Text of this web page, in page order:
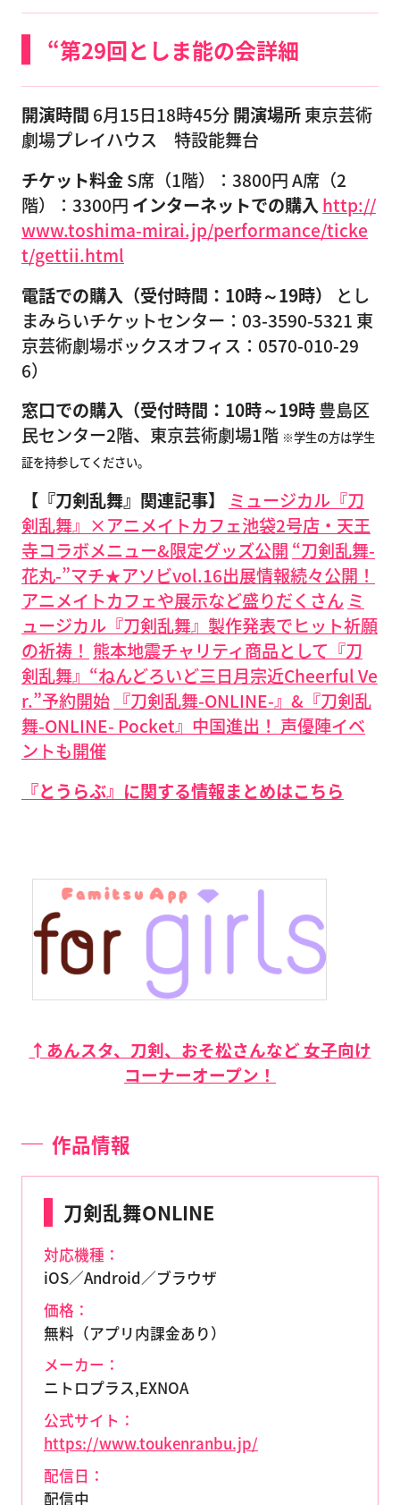
“第29回としま能の会詳細
開演時間 6月15日18時45分開演場所東京芸術
劇場プレイハウス 特設能舞台
チケット料金S席（1階）：3800円 A席（2
階）：3300円 インターネットでの購入http://
www.toshima-mirai.jp/performance/ticke
t/gettii.html
電話での購入（受付時間：10時～19時）
とし
まみらいチケットセンター：03-3590-5321 東
京芸術劇場ボックスオフィス：0570-010-29
6）
窓口での購入（受付時間：10時～19時豊島区
民センター2階、東京芸術劇場1階 ※学生の方は学生
証を持参してください。
【『刀剣乱舞』関連記事】
ミュージカル『刀
剣乱舞』×アニメイトカフェ池袋2号店・天王
寺コラボメニュー&限定グッズ公開 “刀剣乱舞-
花丸-”マチ★アソビvol.16出展情報続々公開！
アニメイトカフェや展示など盛りだくさん ミ
ュージカル『刀剣乱舞』製作発表でヒット祈願
の祈祷！ 熊本地震チャリティ商品として『刀
剣乱舞』“ねんどろいど三日月宗近Cheerful Ve
r.”予約開始 『刀剣乱舞-ONLINE-』&『刀剣乱
舞-ONLINE- Pocket』中国進出！ 声優陣イベ
ントも開催
『とうらぶ』に関する情報まとめはこちら
↑あんスタ、刀剣、おそ松さんなど 女子向け
コーナーオープン！
作品情報
刀剣乱舞ONLINE
対応機種：
iOS／Android／ブラウザ
価格：
無料（アプリ内課金あり）
メーカー：
ニトロプラス,EXNOA
公式サイト：
https://www.toukenranbu.jp/
配信日：
配信中